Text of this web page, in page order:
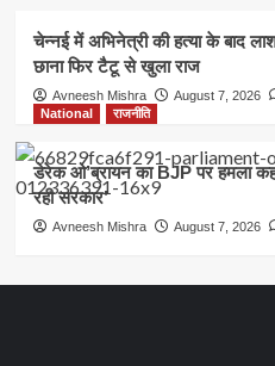
चेन्नई में अभिनेत्री की हत्या के बाद
छाना फिर टैटू से खुला राज
Avneesh Mishra August 7, 2026
National
राजनीति
डेरेक ओ’ब्रायन का BJP पर हमला
रही सरकार’
Avneesh Mishra August 7, 2026